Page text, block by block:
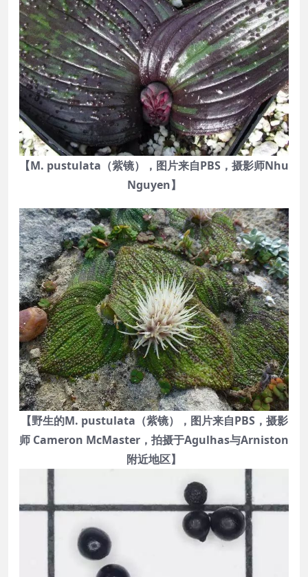
【M. pustulata（紫镜），图片来自PBS，摄影师Nhu
Nguyen】
【野生的M. pustulata（紫镜），图片来自PBS，摄影
师 Cameron McMaster，拍摄于Agulhas与Arniston
附近地区】